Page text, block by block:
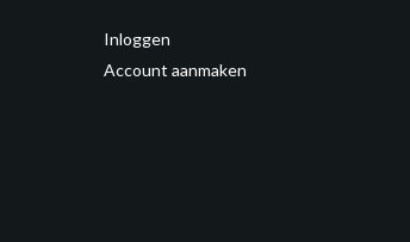
Inloggen
Account aanmaken